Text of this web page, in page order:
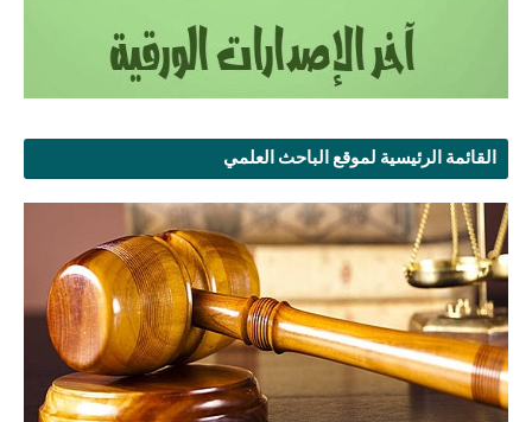
القائمة الرئيسية لموقع الباحث العلمي